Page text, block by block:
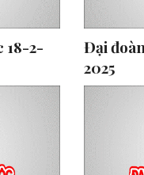
18-2-
Đại
2025